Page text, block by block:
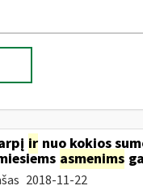
ir nuo kokios
asmenims
2018-11-22